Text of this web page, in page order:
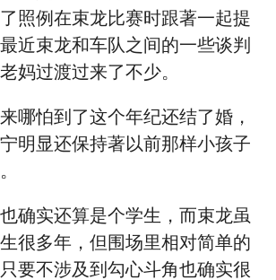
照例在束龙比赛时跟著一起提
近束龙和车队之间的一些谈判
妈过渡过来了不少。
哪怕到了这个年纪还结了婚，
明显还保持著以前那样小孩子
确实还算是个学生，而束龙虽
很多年，但围场里相对简单的
要不涉及到勾心斗角也确实很